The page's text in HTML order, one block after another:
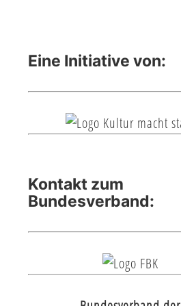
Eine Initiative von:
Kontakt zum
Bundesverband: